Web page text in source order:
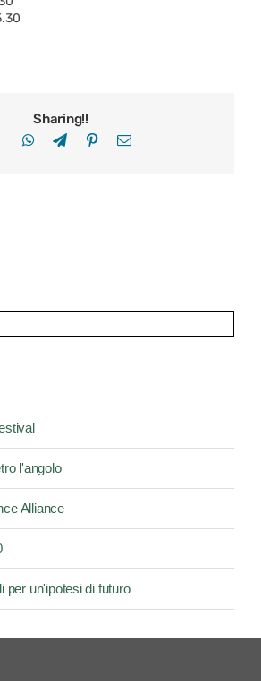
Sharing!!
FacebookWhatsApp
TelegramPinterestEmail
l'angolo
Alliance
per un'ipotesi di futuro